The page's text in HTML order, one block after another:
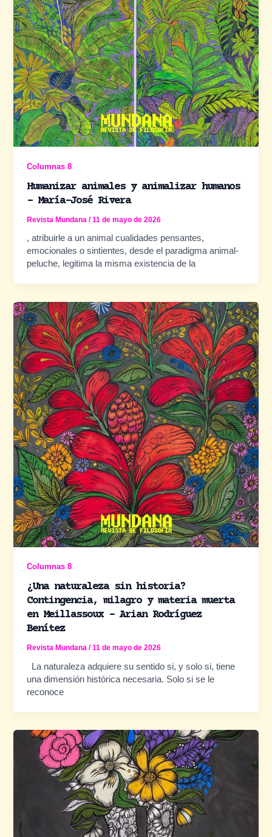
Columnas 8
Humanizar animales y animalizar humanos
– María-José Rivera
Revista Mundana/11 de mayo de 2026
, atribuirle a un animal cualidades pensantes,
emocionales o sintientes, desde el paradigma animal-
peluche, legitima la misma existencia de la
Columnas 8
¿Una naturaleza sin historia?
Contingencia, milagro y materia muerta
en Meillassoux – Arian Rodríguez
Benítez
Revista Mundana/11 de mayo de 2026
La naturaleza adquiere su sentido si, y solo si, tiene
una dimensión histórica necesaria. Solo si se le
reconoce